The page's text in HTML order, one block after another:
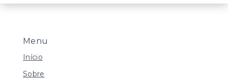
Menu
Início
Sobre